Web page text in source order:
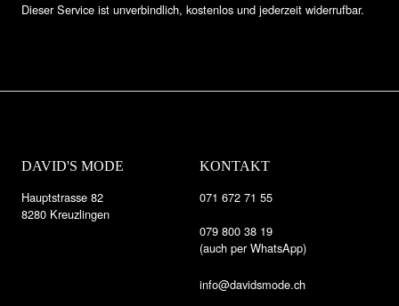
Dieser Service ist unverbindlich, kostenlos und jederzeit widerrufbar.
DAVID'S MODE
Hauptstrasse 82
8280 Kreuzlingen
KONTAKT
071 672 71 55
079 800 38 19
(auch per WhatsApp)
info@davidsmode.ch